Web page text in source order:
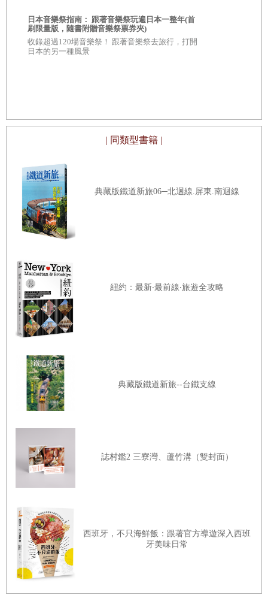
06 #社群媒體廣受討論的咖啡館
07 I LOVE♡越南甜點！
08 挑選超美味海產店
11 精選特色續攤酒吧
SIGHTSEEING
01 殖民地建築巡禮
02 草田區時尚景點逛一圈
03 走訪老公寓咖啡館&商店
05 體驗水上木偶劇！
BEAUTY
01 上高級Spa療癒身心！
SHOPPING
01 精選復古越南陶瓷
03 潛入濱城市場！
04 訂製奧黛&西服
06 把美食特產帶回家
07 便宜超市伴手禮
TOWN
國際機場圖，另附越南旅遊用語指南、手指美食目錄、必去
的超夯自選行程等便利帳，方便隨身攜帶參考。
越南，位於中南半島東邊的社會主義國家，人口達一億，
首都是河內，最大城市是胡志明市。自1986年施行改革開發
以來，經濟發展迅速，成為亞洲甚至全球經濟成長最快速的
經濟體之一，每年吸引世界各地無數觀光客造訪，更是台灣
人最愛旅遊的國家之一。
會安、河內及下龍灣、富國島等知名景點外，還要滿足美
食、購物、歷史人文觀光需求。充滿活力的越南天空，處處
晴朗快意！越南美食世界一流，可以品嘗到越式、西式及異
國風味菜等世界各地的美食料理。除了百貨公司及流行時尚
不轉睛的時尚元素和流行單品，從國外頂尖品牌到話題新
店，還可訂製奧黛&西服，尋找優質日用品&美妝品。除了
參訪世界遺產、欣賞水上木偶劇、體驗高級Spa&腳底按摩、
越南還能怎麼玩？本書為旅人量身打造最棒也最難忘的越南
之旅！介紹在越南必做的117件事，從經典地區到私房景
越南盡情遊玩的美好方案。特別精選介紹在越南必做的117
件事和各地區的玩法，可以從「必做的事」或目前所在地點
迅速翻頁查詢。從基本的生活方式到意想不到的享樂玩法，
一定讓你找到專屬自己的越南風格旅行提案！
日本音樂祭指南： 跟著音樂祭玩遍日本一整年(首
刷限量版，隨書附贈音樂祭票券夾)
收錄超過120場音樂祭！ 跟著音樂祭去旅行，打開
日本的另一種風景
| 同類型書籍 |
典藏版鐵道新旅06─北迴線.屏東.南迴線
紐約：最新‧最前線‧旅遊全攻略
典藏版鐵道新旅--台鐵支線
誌村鑑2 三寮灣、蘆竹溝（雙封面）
西班牙，不只海鮮飯：跟著官方導遊深入西班
牙美味日常